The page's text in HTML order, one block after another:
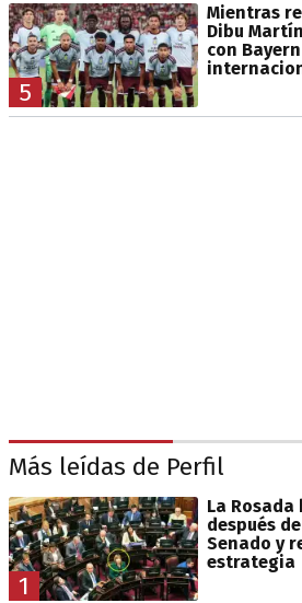
5
Mientras
Dibu
con
Más leídas de Perfil
1
La Rosada
después
Senado y
estrategia